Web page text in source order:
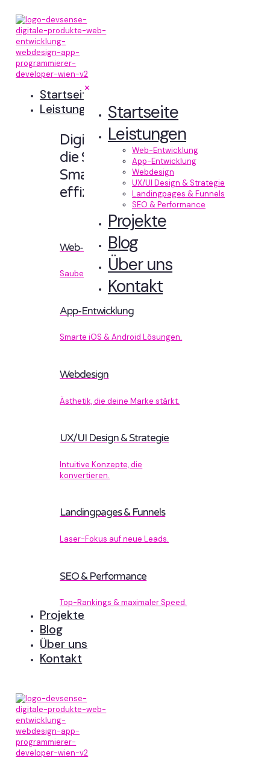
✕
Startseite
Leistungen
Web-Entwicklung
App-Entwicklung
Webdesign
UX/UI Design & Strategie
Landingpages & Funnels
SEO & Performance
Projekte
Blog
Über uns
Kontakt
Startseite
Leistungen
Digitale Erlebnisse,
die Sinn machen.
Smart designt und
effizient entwickelt.
Web-Entwicklung
Sauberer Code, der performt.
App-Entwicklung
Smarte iOS & Android Lösungen.
Webdesign
Ästhetik, die deine Marke stärkt.
UX/UI Design & Strategie
Intuitive Konzepte, die
konvertieren.
Landingpages & Funnels
Laser-Fokus auf neue Leads.
SEO & Performance
Top-Rankings & maximaler Speed.
Projekte
Blog
Über uns
Kontakt